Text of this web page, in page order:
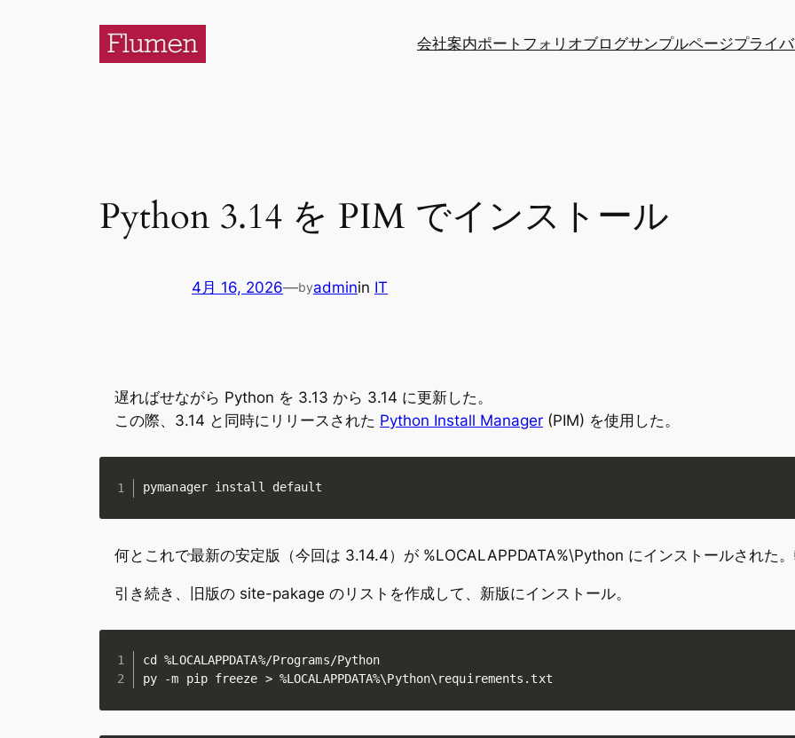
会社案内ポートフォリオブログサンプルページプライ
Python 3.14 を PIM でインストール
4月 16, 2026—byadminin IT
遅ればせながら Python を 3.13 から 3.14 に更新した。
この際、3.14 と同時にリリースされた Python Install Manager (PIM) を使用した。
pymanager install default
何とこれで最新の安定版（今回は 3.14.4）が %LOCALAPPDATA%\Python にインストールされた。
引き続き、旧版の site-pakage のリストを作成して、新版にインストール。
cd %LOCALAPPDATA%/Programs/Python
py -m pip freeze > %LOCALAPPDATA%\Python\requirements.txt